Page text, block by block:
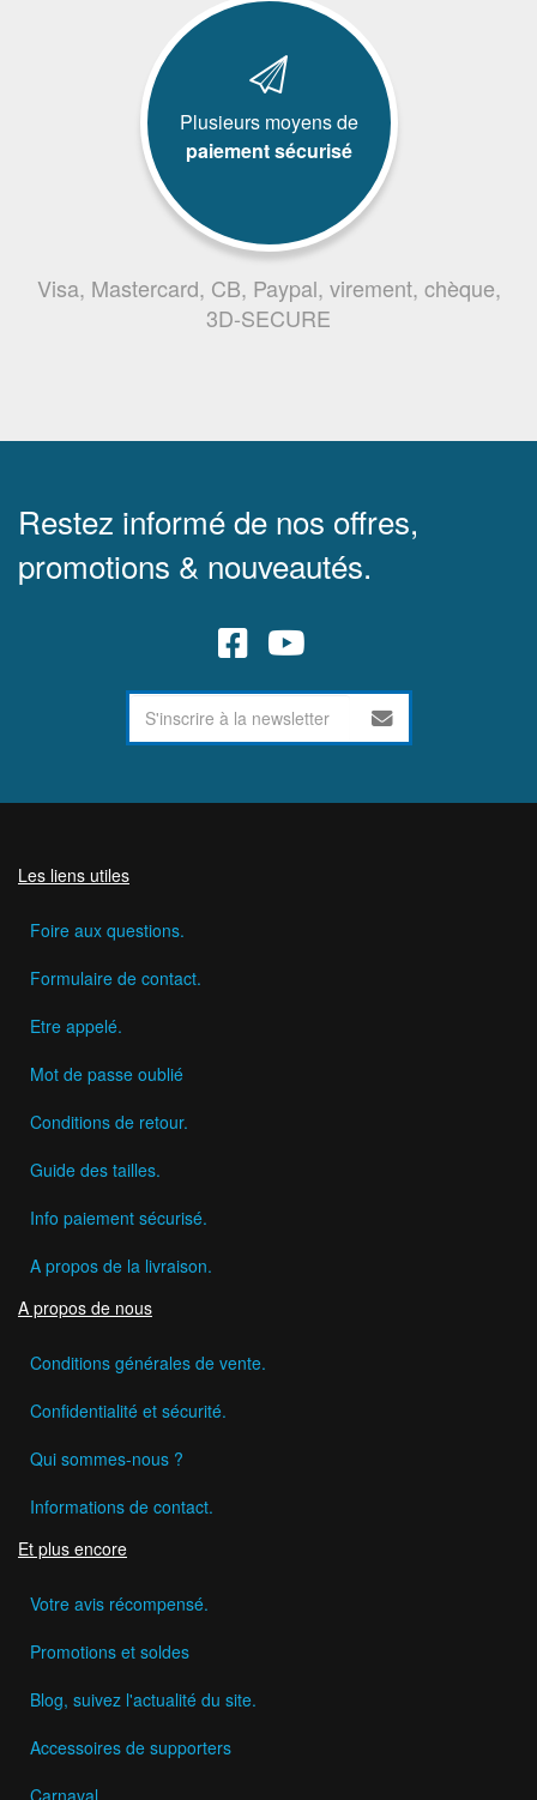
Plusieurs moyens de
paiement sécurisé
Visa, Mastercard, CB, Paypal, virement, chèque,
3D-SECURE
Restez informé de nos offres,
promotions & nouveautés.
Les liens utiles
Foire aux questions.
Formulaire de contact.
Etre appelé.
Mot de passe oublié
Conditions de retour.
Guide des tailles.
Info paiement sécurisé.
A propos de la livraison.
A propos de nous
Conditions générales de vente.
Confidentialité et sécurité.
Qui sommes-nous ?
Informations de contact.
Et plus encore
Votre avis récompensé.
Promotions et soldes
Blog, suivez l'actualité du site.
Accessoires de supporters
Carnaval